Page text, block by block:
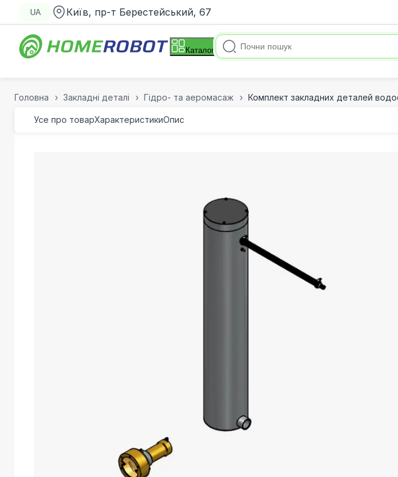
UA Київ, пр-т Берестейський, 67
Каталог
Головна Закладні деталі Гідро- та аеромасаж Комплект закладних деталей
Усе про товарХарактеристикиОпис